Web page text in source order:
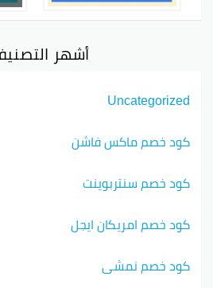
أشهر
Uncategorized
كود خصم ماكس فاشن
كود خصم سنتربوينت
كود خصم امريكان ايجل
كود خصم نمشي